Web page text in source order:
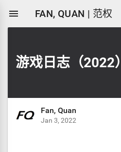
 FAN, QUAN | 范权
游戏日志（2022）
Fan, Quan
Jan 3, 2022